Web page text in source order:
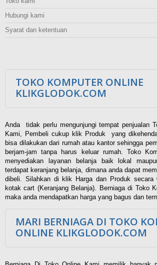
Hubungi kami
Syarat dan ketentuan
TOKO KOMPUTER ONLINE
KLIKGLODOK.COM
Anda tidak perlu mengunjungi tempat penjualan
Kami, Pembeli cukup klik Produk yang
bisa dilakukan dari rumah atau kantor sehingga
berjam-jam tanpa harus keluar rumah. Toko
menyediakan layanan belanja baik lokal
terdapat keranjang belanja, dimana anda dapat
dibeli. Silahkan di klik Harga dan Produk secara
kotak cart (Keranjang Belanja). Berniaga di Toko
maka anda mendapatkan harga yang bagus dan
MARI BERNIAGA DI TOKO
ONLINE KLIKGLODOK.COM